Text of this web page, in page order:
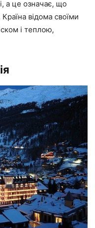
а це означає, що
відома своїми
і теплою,